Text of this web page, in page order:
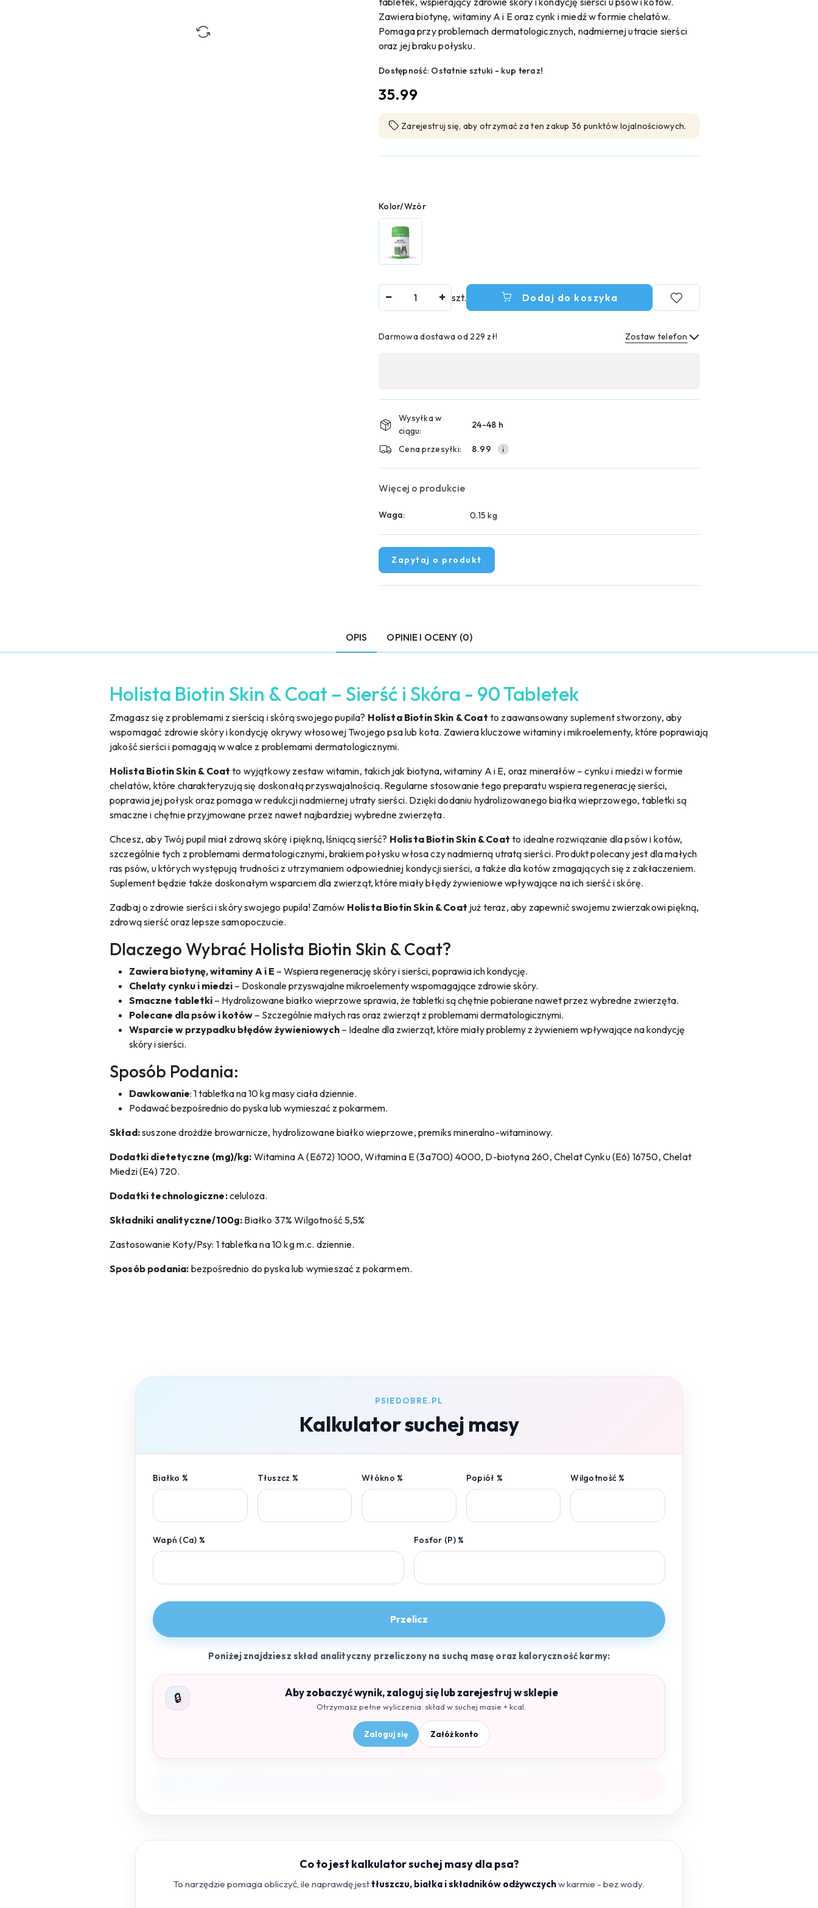
Zawiera biotynę, witaminy A i E oraz cynk i miedź w formie chelatów.
Pomaga przy problemach dermatologicznych, nadmiernej utracie sierści
oraz jej braku połysku.
Dostępność: Ostatnie sztuki - kup teraz!
cena:
35.99
Zarejestruj się, aby otrzymać za ten zakup 36 punktów lojalnościowych.
Wariant
Kolor/Wzór
szt. Dodaj do koszyka
Darmowa dostawa od 229 zł! Zostaw telefon
płatność
i
dostawa
Wysyłka w
ciągu:
24-48 h
Cena przesyłki: 8.99
Więcej o produkcie
Waga: 0.15 kg
Zapytaj o produkt
OPIS OPINIE I OCENY (0)
Holista Biotin Skin & Coat – Sierść i Skóra - 90 Tabletek
Zmagasz się z problemami z sierścią i skórą swojego pupila? Holista Biotin Skin & Coat to zaawansowany suplement stworzony, aby
wspomagać zdrowie skóry i kondycję okrywy włosowej Twojego psa lub kota. Zawiera kluczowe witaminy i mikroelementy, które poprawiają
jakość sierści i pomagają w walce z problemami dermatologicznymi.
Holista Biotin Skin & Coat to wyjątkowy zestaw witamin, takich jak biotyna, witaminy A i E, oraz minerałów – cynku i miedzi w formie
chelatów, które charakteryzują się doskonałą przyswajalnością. Regularne stosowanie tego preparatu wspiera regenerację sierści,
poprawia jej połysk oraz pomaga w redukcji nadmiernej utraty sierści. Dzięki dodaniu hydrolizowanego białka wieprzowego, tabletki są
smaczne i chętnie przyjmowane przez nawet najbardziej wybredne zwierzęta.
Chcesz, aby Twój pupil miał zdrową skórę i piękną, lśniącą sierść? Holista Biotin Skin & Coat to idealne rozwiązanie dla psów i kotów,
szczególnie tych z problemami dermatologicznymi, brakiem połysku włosa czy nadmierną utratą sierści. Produkt polecany jest dla małych
ras psów, u których występują trudności z utrzymaniem odpowiedniej kondycji sierści, a także dla kotów zmagających się z zakłaczeniem.
Suplement będzie także doskonałym wsparciem dla zwierząt, które miały błędy żywieniowe wpływające na ich sierść i skórę.
Zadbaj o zdrowie sierści i skóry swojego pupila! Zamów Holista Biotin Skin & Coat już teraz, aby zapewnić swojemu zwierzakowi piękną,
zdrową sierść oraz lepsze samopoczucie.
Dlaczego Wybrać Holista Biotin Skin & Coat?
Zawiera biotynę, witaminy A i E – Wspiera regenerację skóry i sierści, poprawia ich kondycję.
Chelaty cynku i miedzi – Doskonale przyswajalne mikroelementy wspomagające zdrowie skóry.
Smaczne tabletki – Hydrolizowane białko wieprzowe sprawia, że tabletki są chętnie pobierane nawet przez wybredne zwierzęta.
Polecane dla psów i kotów – Szczególnie małych ras oraz zwierząt z problemami dermatologicznymi.
Wsparcie w przypadku błędów żywieniowych – Idealne dla zwierząt, które miały problemy z żywieniem wpływające na kondycję
skóry i sierści.
Sposób Podania:
Dawkowanie: 1 tabletka na 10 kg masy ciała dziennie.
Podawać bezpośrednio do pyska lub wymieszać z pokarmem.
Skład:suszone drożdże browarnicze, hydrolizowane białko wieprzowe, premiks mineralno-witaminowy.
Dodatki dietetyczne (mg)/kg: Witamina A (E672) 1000, Witamina E (3a700) 4000, D-biotyna 260, Chelat Cynku (E6) 16750, Chelat
Miedzi (E4) 720.
Dodatki technologiczne:celuloza.
Składniki analityczne/100g: Białko 37% Wilgotność 5,5%
Zastosowanie Koty/Psy: 1 tabletka na 10 kg m.c. dziennie.
Sposób podania: bezpośrednio do pyska lub wymieszać z pokarmem.
PSIEDOBRE.PL
Kalkulator suchej masy
Białko % Tłuszcz % Włókno % Popiół % Wilgotność %
Wapń (Ca) % Fosfor (P) %
Przelicz
Poniżej znajdziesz skład analityczny przeliczony na suchą masę oraz kaloryczność karmy:
🔒 Aby zobaczyć wynik, zaloguj się lub zarejestruj w sklepie
Otrzymasz pełne wyliczenia: skład w suchej masie + kcal.
Zaloguj się Załóż konto
Co to jest kalkulator suchej masy dla psa?
To narzędzie pomaga obliczyć, ile naprawdę jesttłuszczu, białka i składników odżywczychw karmie - bez wody.